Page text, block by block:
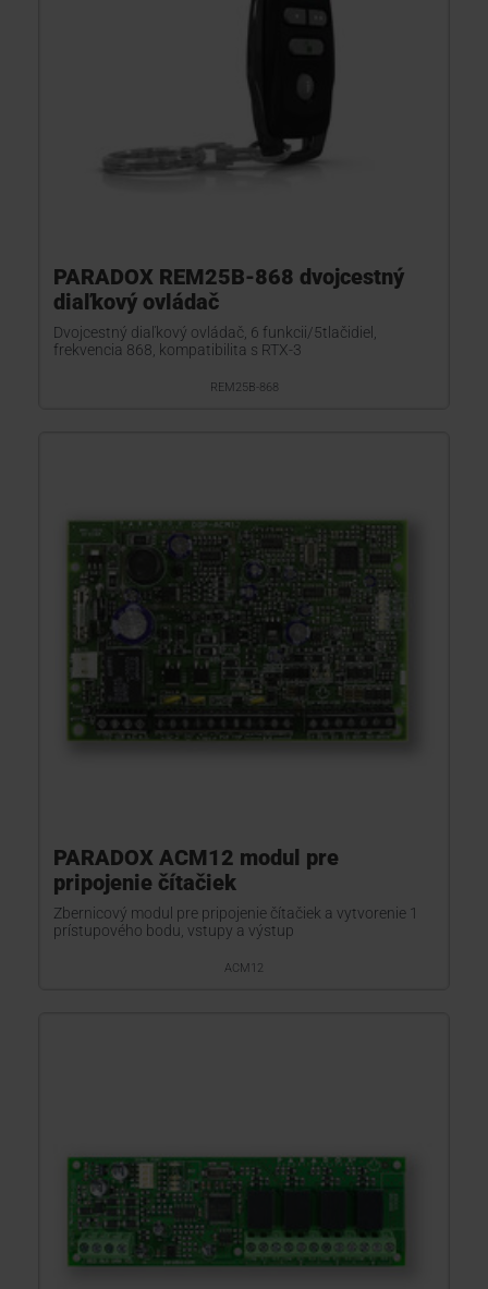
PARADOX REM25B-868 dvojcestný
diaľkový ovládač
Dvojcestný diaľkový ovládač, 6 funkcii/5tlačidiel,
frekvencia 868, kompatibilita s RTX-3
REM25B-868
PARADOX ACM12 modul pre
pripojenie čítačiek
Zbernicový modul pre pripojenie čítačiek a vytvorenie 1
prístupového bodu, vstupy a výstup
ACM12